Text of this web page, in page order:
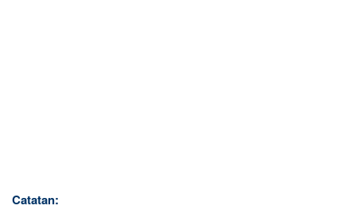
Catatan: